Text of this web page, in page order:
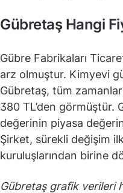
Gübretaş Hangi
Gübre Fabrikaları
arz olmuştur. Kimyevi
Gübretaş, tüm
380 TL’den görmüştür.
değerinin piyasa
Şirket, sürekli değişim
kuruluşlarından birine
Gübretaş grafik verileri